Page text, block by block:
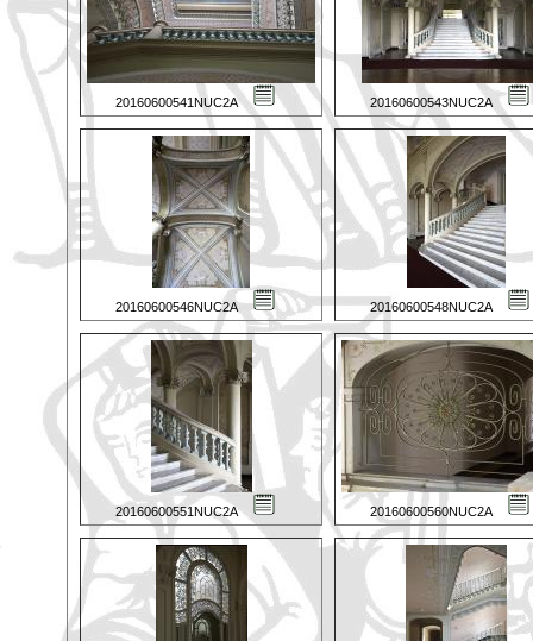
20160600541NUC2A 20160600543NUC2A
20160600546NUC2A 20160600548NUC2A
20160600551NUC2A 20160600560NUC2A